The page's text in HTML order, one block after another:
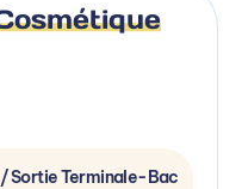
Sortie Terminale-Bac